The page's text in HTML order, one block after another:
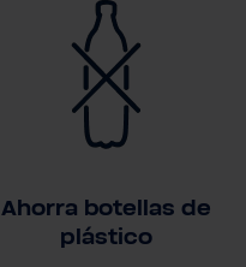
Ahorra botellas de
plástico